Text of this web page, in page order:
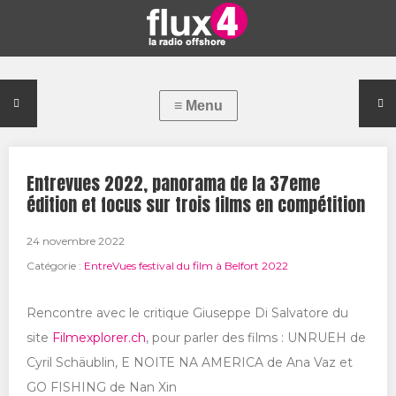
Entrevues 2022, panorama de la 37eme
édition et focus sur trois films en compétition
24 novembre 2022
Catégorie : EntreVues festival du film à Belfort 2022
Rencontre avec le critique Giuseppe Di Salvatore du
site Filmexplorer.ch, pour parler des films : UNRUEH de
Cyril Schäublin, E NOITE NA AMERICA de Ana Vaz et
GO FISHING de Nan Xin